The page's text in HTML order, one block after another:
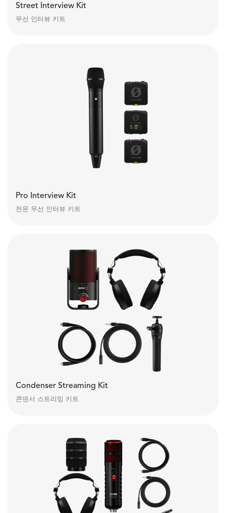
Street Interview Kit
무선 인터뷰 키트
Pro Interview Kit
전문 무선 인터뷰 키트
Condenser Streaming Kit
콘덴서 스트리밍 키트